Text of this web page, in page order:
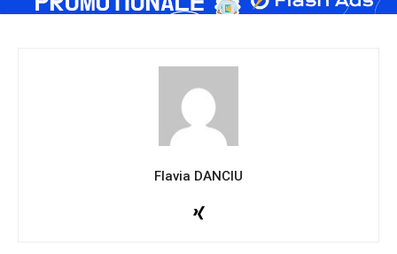
Flavia DANCIU